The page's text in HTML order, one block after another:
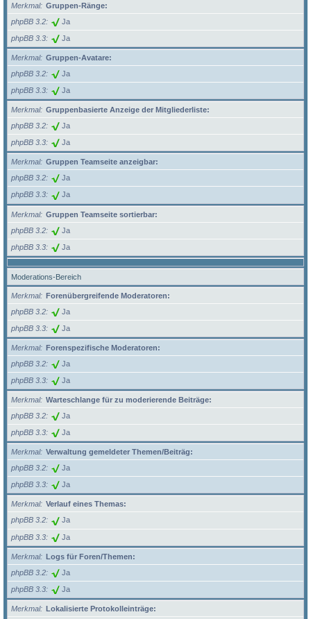
Merkmal
Gruppen-Ränge:
phpBB 3.2
Ja
phpBB 3.3 Ja
Merkmal
Gruppen-Avatare:
phpBB 3.2
Ja
phpBB 3.3 Ja
Merkmal
Gruppenbasierte Anzeige der Mitgliederliste:
phpBB 3.2
Ja
phpBB 3.3 Ja
Merkmal
Gruppen Teamseite anzeigbar:
phpBB 3.2
Ja
phpBB 3.3 Ja
Merkmal
Gruppen Teamseite sortierbar:
phpBB 3.2
Ja
phpBB 3.3 Ja
Moderations-Bereich
Merkmal
Forenübergreifende Moderatoren:
phpBB 3.2
Ja
phpBB 3.3 Ja
Merkmal
Forenspezifische Moderatoren:
phpBB 3.2
Ja
phpBB 3.3 Ja
Merkmal
Warteschlange für zu moderierende Beiträge:
phpBB 3.2
Ja
phpBB 3.3 Ja
Merkmal
Verwaltung gemeldeter Themen/Beiträg:
phpBB 3.2
Ja
phpBB 3.3 Ja
Merkmal
Verlauf eines Themas:
phpBB 3.2
Ja
phpBB 3.3 Ja
Merkmal
Logs für Foren/Themen:
phpBB 3.2
Ja
phpBB 3.3 Ja
Merkmal
Lokalisierte Protokolleinträge: